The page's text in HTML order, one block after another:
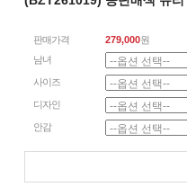
판매가격 279,000원
남녀
사이즈
디자인
안감